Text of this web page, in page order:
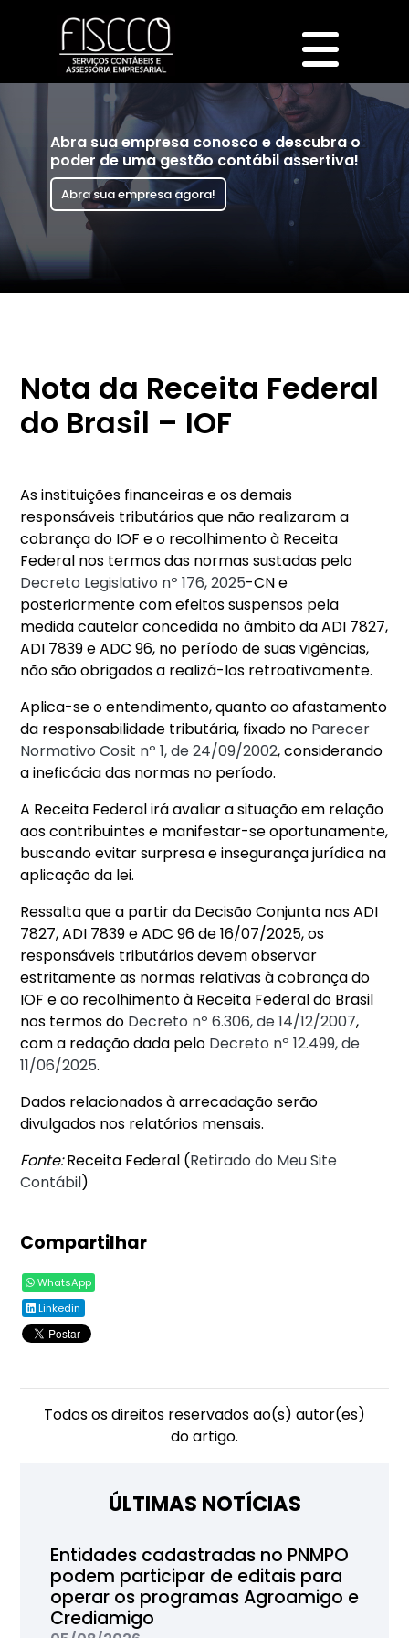
Abra sua empresa conosco e descubra o
poder de uma gestão contábil assertiva!
Abra sua empresa agora!
Nota da Receita Federal
do Brasil – IOF
As instituições financeiras e os demais
responsáveis tributários que não realizaram a
cobrança do IOF e o recolhimento à Receita
Federal nos termos das normas sustadas pelo
Decreto Legislativo nº 176, 2025-CN e
posteriormente com efeitos suspensos pela
medida cautelar concedida no âmbito da ADI 7827,
ADI 7839 e ADC 96, no período de suas vigências,
não são obrigados a realizá-los retroativamente.
Aplica-se o entendimento, quanto ao afastamento
da responsabilidade tributária, fixado no Parecer
Normativo Cosit nº 1, de 24/09/2002, considerando
a ineficácia das normas no período.
A Receita Federal irá avaliar a situação em relação
aos contribuintes e manifestar-se oportunamente,
buscando evitar surpresa e insegurança jurídica na
aplicação da lei.
Ressalta que a partir da Decisão Conjunta nas ADI
7827, ADI 7839 e ADC 96 de 16/07/2025, os
responsáveis tributários devem observar
estritamente as normas relativas à cobrança do
IOF e ao recolhimento à Receita Federal do Brasil
nos termos do Decreto nº 6.306, de 14/12/2007,
com a redação dada pelo Decreto nº 12.499, de
11/06/2025.
Dados relacionados à arrecadação serão
divulgados nos relatórios mensais.
Fonte:Receita Federal (Retirado do Meu Site
Contábil)
Compartilhar
WhatsApp
Linkedin
Todos os direitos reservados ao(s) autor(es)
do artigo.
ÚLTIMAS NOTÍCIAS
Entidades cadastradas no PNMPO
podem participar de editais para
operar os programas Agroamigo e
Crediamigo